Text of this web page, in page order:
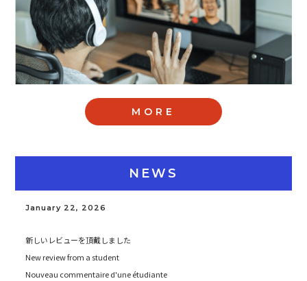
MORE
NEWS
January 22, 2026
新しいレビューを頂戴しました
New review from a student
Nouveau commentaire d'une étudiante